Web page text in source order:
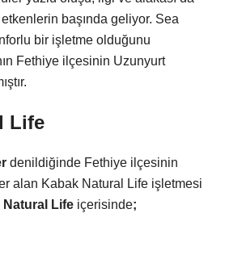
başında geliyor. Sea
bir işletme olduğunu
Fethiye ilçesinin Uzunyurt
Life
denildiğinde Fethiye ilçesinin
alan Kabak Natural Life işletmesi
Natural Life içerisinde;